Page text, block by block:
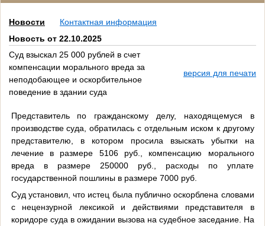
Новости
Контактная информация
Новость от 22.10.2025
Суд взыскал 25 000 рублей в счет
компенсации морального вреда за
неподобающее и оскорбительное
поведение в здании суда
версия для печати
Представитель по гражданскому делу, находящемуся в
производстве суда, обратилась с отдельным иском к другому
представителю, в котором просила взыскать убытки на
лечение в размере 5106 руб., компенсацию морального
вреда в размере 250000 руб., расходы по уплате
государственной пошлины в размере 7000 руб.
Суд установил, что истец была публично оскорблена словами
с нецензурной лексикой и действиями представителя в
коридоре суда в ожидании вызова на судебное заседание. На